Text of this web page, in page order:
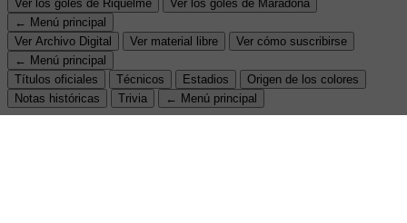
Ver los goles de Riquelme
Ver los goles de Maradona
← Menú principal
Ver Archivo Digital
Ver material libre
Ver cómo suscribirse
← Menú principal
Títulos oficiales
Técnicos Estadios
Origen de los colores
Notas históricas
Trivia ← Menú principal